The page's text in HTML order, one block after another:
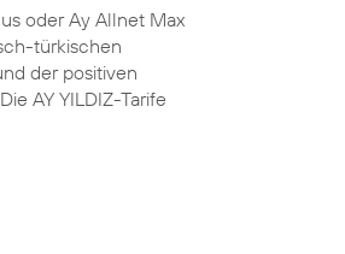
oder Ay Allnet Max
türkischen
der positiven
AY YILDIZ-Tarife